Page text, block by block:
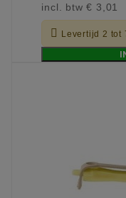
incl. btw€ 3,01
 Levertijd 2 tot